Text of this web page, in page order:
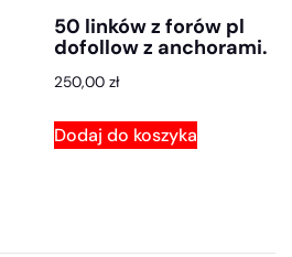
50 linków z forów pl
dofollow z anchorami.
250,00zł
Dodaj do koszyka